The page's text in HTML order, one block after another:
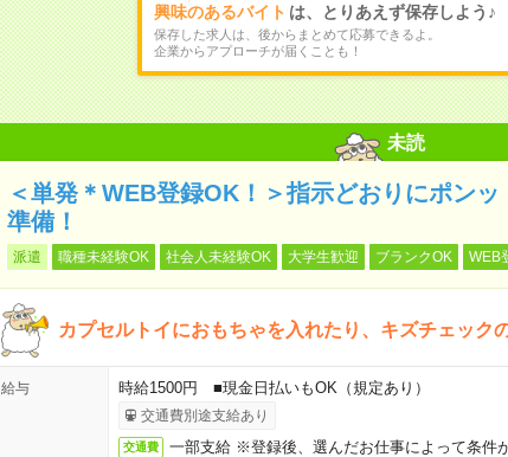
興味のあるバイト は、とりあえず保存しよう♪
保存した求人は、後からまとめて応募できるよ。
企業からアプローチが届くことも！
未読
＜単発＊WEB登録OK！＞指示どおりにポン
準備！
派遣 職種未経験OK 社会人未経験OK 大学生歓迎 ブランクOK WEB
カプセルトイにおもちゃを入れたり、キズチェック
給与 時給1500円 ■現金日払いもOK（規定あり）
交通費別途支給あり
交通費 一部支給 ※登録後、選んだお仕事によって条件